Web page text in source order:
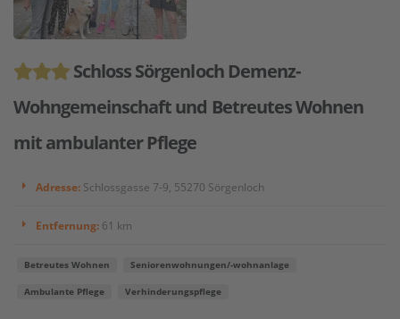
Schloss Sörgenloch Demenz-
Wohngemeinschaft und Betreutes Wohnen
mit ambulanter Pflege
Adresse: Schlossgasse 7-9, 55270 Sörgenloch
Entfernung: 61 km
Betreutes Wohnen Seniorenwohnungen/-wohnanlage
Ambulante Pflege Verhinderungspflege